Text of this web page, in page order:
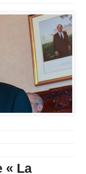
« La